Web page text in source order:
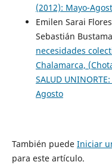
(2012): Mayo-
Emilen Sarai
Sebastián
necesidades
Chalamarca,
SALUD
Agosto
También puede Iniciar
para este artículo.